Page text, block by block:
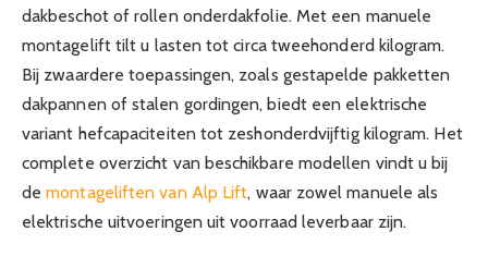
dakbeschot of rollen onderdakfolie. Met een manuele
montagelift tilt u lasten tot circa tweehonderd kilogram.
Bij zwaardere toepassingen, zoals gestapelde pakketten
dakpannen of stalen gordingen, biedt een elektrische
variant hefcapaciteiten tot zeshonderdvijftig kilogram. Het
complete overzicht van beschikbare modellen vindt u bij
demontageliften van Alp Lift, waar zowel manuele als
elektrische uitvoeringen uit voorraad leverbaar zijn.